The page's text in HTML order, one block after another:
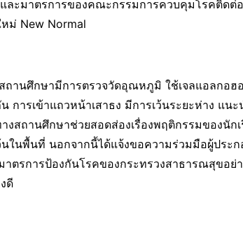
ละมาตรการของคณะกรรมการควบคุมโรคติดต่
ม่ New Normal
ถานศึกษามีการตรวจวัดอุณหภูมิ ใช้เจลแอลกอฮ
การเข้าแถวหน้าเสาธง มีการเว้นระยะห่าง แ
งสถานศึกษาช่วยสอดส่องเรื่องพฤติกรรมของนัก
นในพื้นที่ นอกจากนี้ได้แจ้งขอความร่วมมือผู้ประ
ตรการป้องกันโรคของกระทรวงสาธารณสุขอย่า
ดี